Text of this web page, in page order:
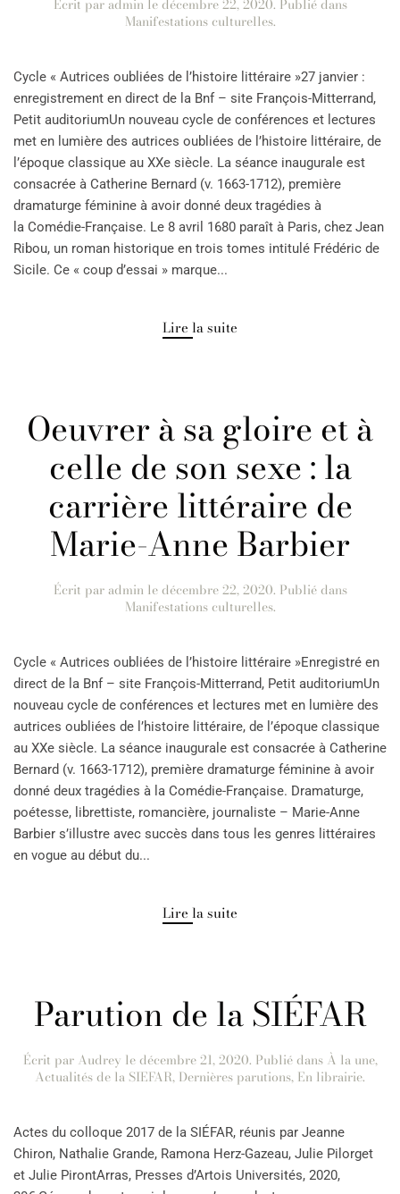
Écrit paradmin ledécembre 22, 2020. Publié dans
Manifestations culturelles.
Cycle « Autrices oubliées de l’histoire littéraire »27 janvier :
enregistrement en direct de la Bnf – site François-Mitterrand,
Petit auditoriumUn nouveau cycle de conférences et lectures
met en lumière des autrices oubliées de l’histoire littéraire, de
l’époque classique au XXe siècle. La séance inaugurale est
consacrée à Catherine Bernard (v. 1663-1712), première
dramaturge féminine à avoir donné deux tragédies à
la Comédie-Française. Le 8 avril 1680 paraît à Paris, chez Jean
Ribou, un roman historique en trois tomes intitulé Frédéric de
Sicile. Ce « coup d’essai » marque...
Lire la suite
Oeuvrer à sa gloire et à
celle de son sexe : la
carrière littéraire de
Marie-Anne Barbier
Écrit paradmin ledécembre 22, 2020. Publié dans
Manifestations culturelles.
Cycle « Autrices oubliées de l’histoire littéraire »Enregistré en
direct de la Bnf – site François-Mitterrand, Petit auditoriumUn
nouveau cycle de conférences et lectures met en lumière des
autrices oubliées de l’histoire littéraire, de l’époque classique
au XXe siècle. La séance inaugurale est consacrée à Catherine
Bernard (v. 1663-1712), première dramaturge féminine à avoir
donné deux tragédies à la Comédie-Française. Dramaturge,
poétesse, librettiste, romancière, journaliste – Marie-Anne
Barbier s’illustre avec succès dans tous les genres littéraires
en vogue au début du...
Lire la suite
Parution de la SIÉFAR
Écrit par Audrey ledécembre 21, 2020. Publié dans À la une,
Actualités de la SIEFAR, Dernières parutions, En librairie.
Actes du colloque 2017 de la SIÉFAR, réunis par Jeanne
Chiron, Nathalie Grande, Ramona Herz-Gazeau, Julie Pilorget
et Julie PirontArras, Presses d’Artois Universités, 2020,